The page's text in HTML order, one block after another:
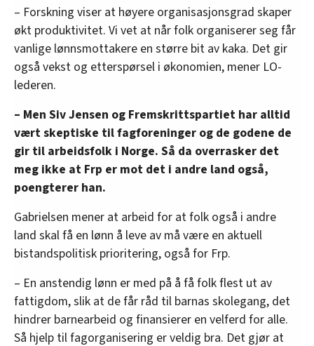
– Forskning viser at høyere organisasjonsgrad skaper
økt produktivitet. Vi vet at når folk organiserer seg får
vanlige lønnsmottakere en større bit av kaka. Det gir
også vekst og etterspørsel i økonomien, mener LO-
lederen.
– Men Siv Jensen og Fremskrittspartiet har alltid
vært skeptiske til fagforeninger og de godene de
gir til arbeidsfolk i Norge. Så da overrasker det
meg ikke at Frp er mot det i andre land også,
poengterer han.
Gabrielsen mener at arbeid for at folk også i andre
land skal få en lønn å leve av må være en aktuell
bistandspolitisk prioritering, også for Frp.
– En anstendig lønn er med på å få folk flest ut av
fattigdom, slik at de får råd til barnas skolegang, det
hindrer barnearbeid og finansierer en velferd for alle.
Så hjelp til fagorganisering er veldig bra. Det gjør at